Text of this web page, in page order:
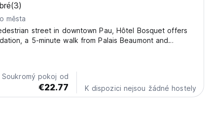
(3)
města
street in downtown Pau, Hôtel Bosquet offers
a 5-minute walk from Palais Beaumont and
private bathroom with shower, bathtub,...
Soukromý pokoj od
€22.77 K dispozici nejsou žádné hostely